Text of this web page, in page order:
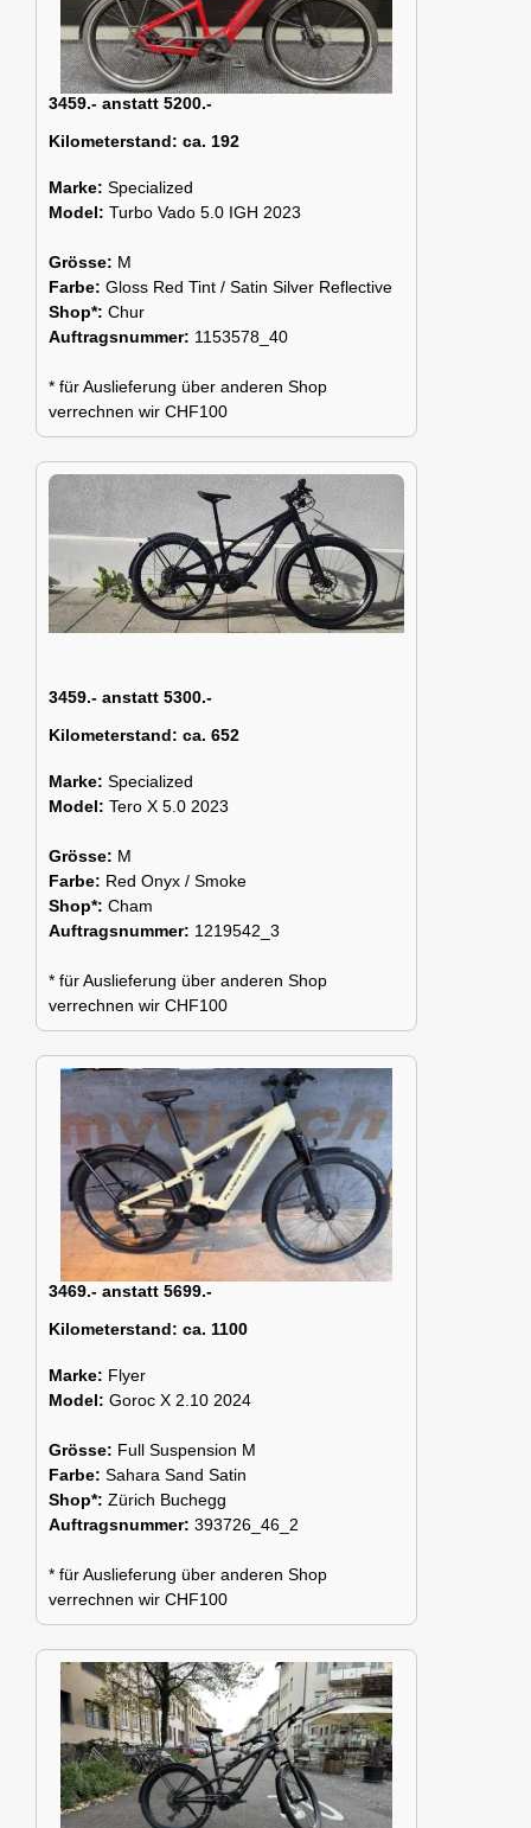
3459.- anstatt 5200.-
Kilometerstand: ca. 192
Marke: Specialized
Model: Turbo Vado 5.0 IGH 2023
Grösse: M
Farbe: Gloss Red Tint / Satin Silver Reflective
Shop*: Chur
Auftragsnummer: 1153578_40
* für Auslieferung über anderen Shop
verrechnen wir CHF100
3459.- anstatt 5300.-
Kilometerstand: ca. 652
Marke: Specialized
Model: Tero X 5.0 2023
Grösse: M
Farbe: Red Onyx / Smoke
Shop*: Cham
Auftragsnummer: 1219542_3
* für Auslieferung über anderen Shop
verrechnen wir CHF100
3469.- anstatt 5699.-
Kilometerstand: ca. 1100
Marke: Flyer
Model: Goroc X 2.10 2024
Grösse: Full Suspension M
Farbe: Sahara Sand Satin
Shop*: Zürich Buchegg
Auftragsnummer: 393726_46_2
* für Auslieferung über anderen Shop
verrechnen wir CHF100